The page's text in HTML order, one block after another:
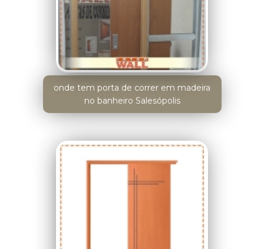
onde tem porta de correr em madeira
no banheiro Salesópolis